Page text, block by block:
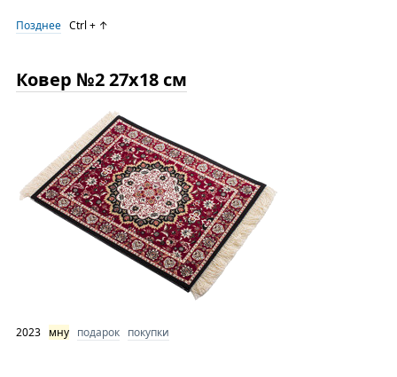
Позднее Ctrl + ↑
Ковер №2 27х18 см
2023 мну подарок покупки